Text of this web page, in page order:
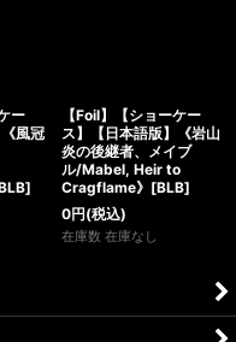
ー
風冠
【Foil】【ショーケー
ス】【日本語版】《岩山
炎の後継者、メイブ
ル/Mabel, Heir to
Cragflame》[BLB]
0円(税込)
在庫数 在庫なし